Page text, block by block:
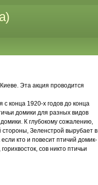
Эта акция проводится
конца 1920-х годов до конца
домики для разных видов
К глубокому сожалению,
стороны, Зеленстрой вырубает в
кто и повесит птичий домик-
сов никто птичьи